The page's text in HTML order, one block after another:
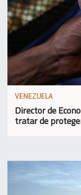
VENEZUELA
Director de
tratar de